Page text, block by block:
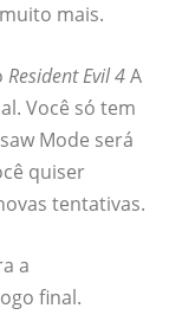
mais.
Resident Evil 4A
Você só tem
Mode será
quiser
tentativas.
a
final.